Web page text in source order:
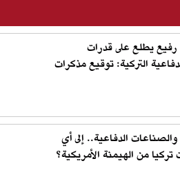
يطلع على قدرات
التركية: توقيع مذكرات
والصناعات الدفاعية.. إلى أي
من الهيمنة الأمريكية؟